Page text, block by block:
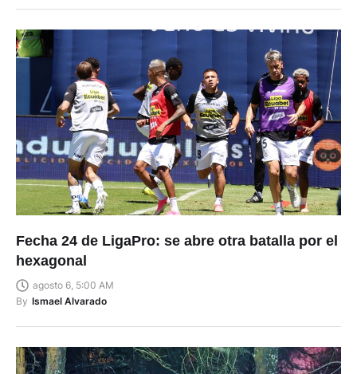
Fecha 24 de LigaPro: se abre otra batalla por el
hexagonal
agosto 6, 5:00 AM
By Ismael Alvarado